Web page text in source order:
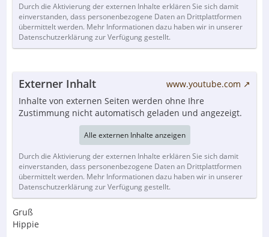
Durch die Aktivierung der externen Inhalte erklären Sie sich damit
einverstanden, dass personenbezogene Daten an Drittplattformen
übermittelt werden. Mehr Informationen dazu haben wir in unserer
Datenschutzerklärung zur Verfügung gestellt.
Externer Inhalt
www.youtube.com
Inhalte von externen Seiten werden ohne Ihre
Zustimmung nicht automatisch geladen und angezeigt.
Alle externen Inhalte anzeigen
Durch die Aktivierung der externen Inhalte erklären Sie sich damit
einverstanden, dass personenbezogene Daten an Drittplattformen
übermittelt werden. Mehr Informationen dazu haben wir in unserer
Datenschutzerklärung zur Verfügung gestellt.
Gruß
Hippie